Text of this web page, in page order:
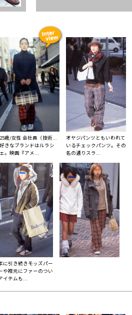
25歳/女性 会社員（技術...
好きなブランドはルラシ
ェ。映画『アメ...
オヤジパンツともいわれて
いるチェックパンツ。その
名の通りスラ...
に引き続きモッズパー
や襟元にファーのつい
イテムも...